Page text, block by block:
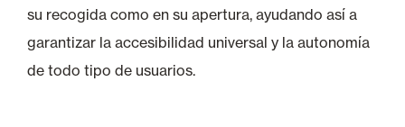
su recogida como en su apertura, ayudando así a
garantizar la accesibilidad universal y la autonomía
de todo tipo de usuarios.